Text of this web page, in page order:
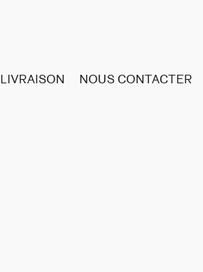
LIVRAISON NOUS CONTACTER